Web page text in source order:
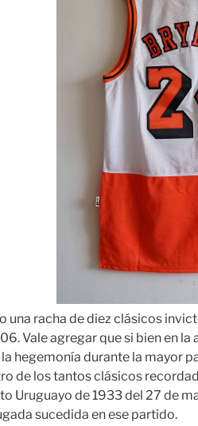
una racha de diez clásicos
Vale agregar que si bien en
hegemonía durante la mayor
de los tantos clásicos
Uruguayo de 1933 del 27 de
sucedida en ese partido.